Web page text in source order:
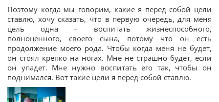
Поэтому когда мы говорим, какие я перед собой цели
ставлю, хочу сказать, что в первую очередь, для меня
цель одна – воспитать жизнеспособного,
полноценного, своего сына, потому что он есть
продолжение моего рода. Чтобы когда меня не будет,
он стоял крепко на ногах. Мне не страшно будет, если
он упадет. Мне нужно воспитать его так, чтобы он
поднимался. Вот такие цели я перед собой ставлю.